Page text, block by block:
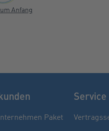
Anfang
Paket
Service